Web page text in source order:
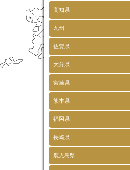
高知県
九州
佐賀県
大分県
宮崎県
熊本県
福岡県
長崎県
鹿児島県